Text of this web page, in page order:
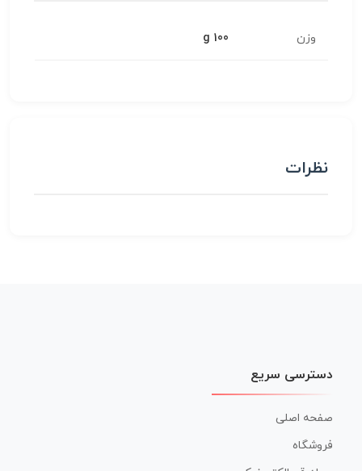
وزن 100 g
نظرات
دسترسی سریع
صفحه اصلی
فروشگاه